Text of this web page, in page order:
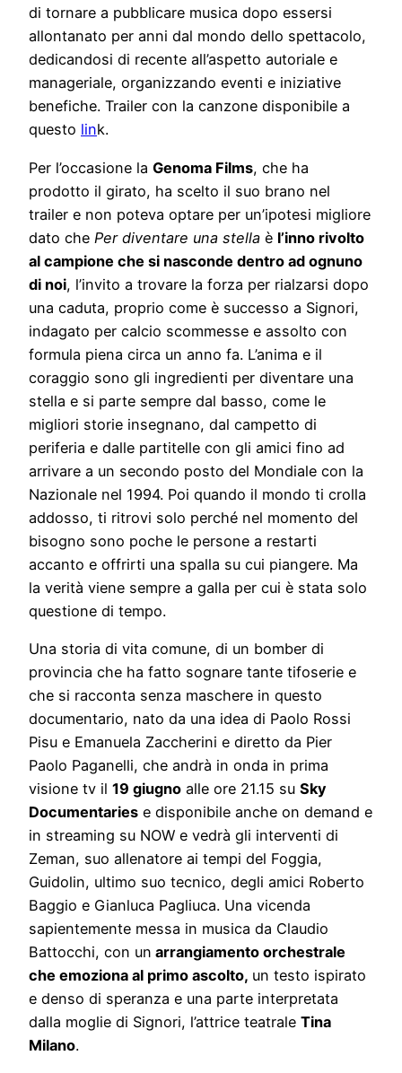
di tornare a pubblicare musica dopo essersi
allontanato per anni dal mondo dello spettacolo,
dedicandosi di recente all’aspetto autoriale e
manageriale, organizzando eventi e iniziative
benefiche. Trailer con la canzone disponibile a
questo link.
Per l’occasione la Genoma Films, che ha
prodotto il girato, ha scelto il suo brano nel
trailer e non poteva optare per un’ipotesi migliore
dato che Per diventare una stella è l’inno rivolto
al campione che si nasconde dentro ad ognuno
di noi, l’invito a trovare la forza per rialzarsi dopo
una caduta, proprio come è successo a Signori,
indagato per calcio scommesse e assolto con
formula piena circa un anno fa. L’anima e il
coraggio sono gli ingredienti per diventare una
stella e si parte sempre dal basso, come le
migliori storie insegnano, dal campetto di
periferia e dalle partitelle con gli amici fino ad
arrivare a un secondo posto del Mondiale con la
Nazionale nel 1994. Poi quando il mondo ti crolla
addosso, ti ritrovi solo perché nel momento del
bisogno sono poche le persone a restarti
accanto e offrirti una spalla su cui piangere. Ma
la verità viene sempre a galla per cui è stata solo
questione di tempo.
Una storia di vita comune, di un bomber di
provincia che ha fatto sognare tante tifoserie e
che si racconta senza maschere in questo
documentario, nato da una idea di Paolo Rossi
Pisu e Emanuela Zaccherini e diretto da Pier
Paolo Paganelli, che andrà in onda in prima
visione tv il 19 giugno alle ore 21.15 su Sky
Documentaries e disponibile anche on demand e
in streaming su NOW e vedrà gli interventi di
Zeman, suo allenatore ai tempi del Foggia,
Guidolin, ultimo suo tecnico, degli amici Roberto
Baggio e Gianluca Pagliuca. Una vicenda
sapientemente messa in musica da Claudio
Battocchi, con un arrangiamento orchestrale
che emoziona al primo ascolto, un testo ispirato
e denso di speranza e una parte interpretata
dalla moglie di Signori, l’attrice teatrale Tina
Milano.